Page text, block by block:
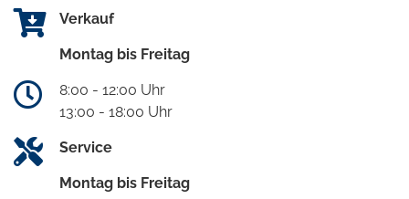
Verkauf
Montag bis Freitag
8:00 - 12:00 Uhr
13:00 - 18:00 Uhr
Service
Montag bis Freitag